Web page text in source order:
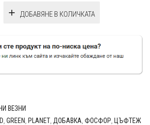
ДОБАВЯНЕ В КОЛИЧКАТА
ВЕЗНИ
GREEN PLANET ДОБАВКА ФОСФОР ЦЪФТЕЖ